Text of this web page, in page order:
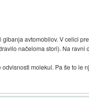
avtomobilov. V celici
načeloma stori). Na ravni
molekul. Pa še to le